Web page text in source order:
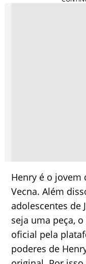
Henry é o
Vecna. Além
adolescentes de
seja uma peça,
oficial pela
poderes de